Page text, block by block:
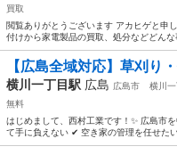
買取
閲覧ありがとうございます アカヒゲと申
付けから家電製品の買取、処分などどん
【広島全域対応】草刈り
横川一丁目駅 広島 広島市 横川
無料
はじめまして、西村工業です！✨ 広島市
て手に負えない ✔ 空き家の管理を任せた